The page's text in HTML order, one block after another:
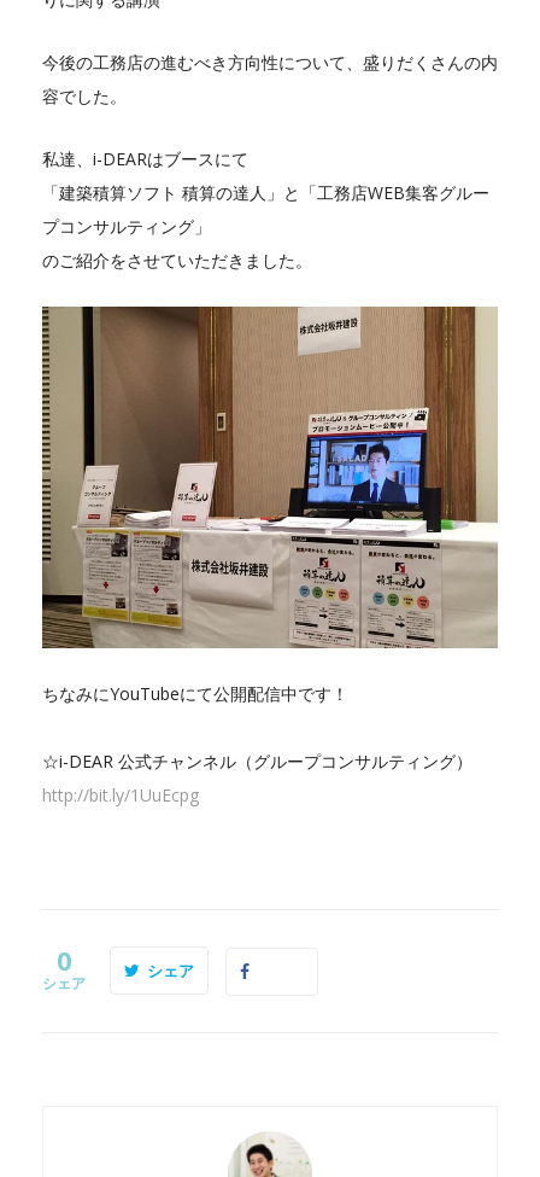
今後の工務店の進むべき方向性について、盛りだくさんの内
容でした。
私達、i-DEARはブースにて
「建築積算ソフト 積算の達人」と「工務店WEB集客グルー
プコンサルティング」
のご紹介をさせていただきました。
ちなみにYouTubeにて公開配信中です！
☆i-DEAR 公式チャンネル（グループコンサルティング）
http://bit.ly/1UuEcpg
0
シェア
シェア